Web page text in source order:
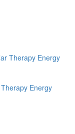
Therapy Energy